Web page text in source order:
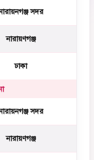
সদর
নারায়ণগঞ্জ
ঢাকা
সদর
নারায়ণগঞ্জ